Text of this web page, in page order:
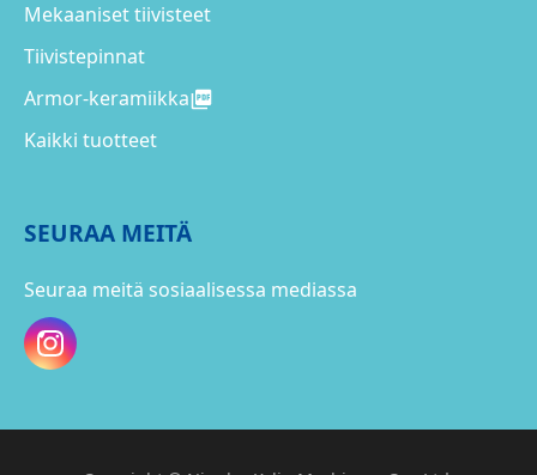
Mekaaniset tiivisteet
Tiivistepinnat
Armor-keramiikka
Kaikki tuotteet
SEURAA MEITÄ
Seuraa meitä sosiaalisessa mediassa